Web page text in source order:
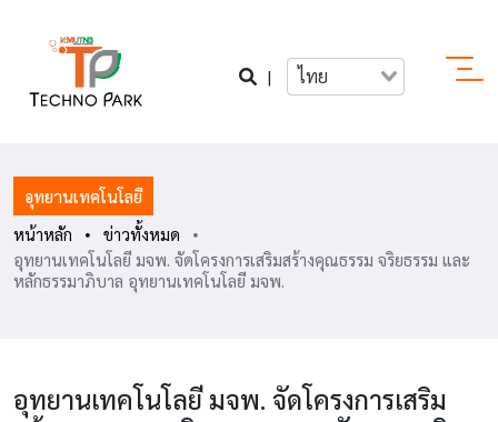
| ไทย
อุทยานเทคโนโลยี
หน้าหลัก
ข่าวทั้งหมด
อุทยานเทคโนโลยี มจพ. จัดโครงการเสริมสร้างคุณธรรม จริยธรรม และ
หลักธรรมาภิบาล อุทยานเทคโนโลยี มจพ.
อุทยานเทคโนโลยี มจพ. จัดโครงการเสริม